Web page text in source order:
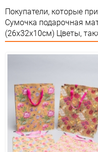
Особые условия
Количество в коробке
Единица измерения
Размер
Покупатели, которые
Сумочка подарочная
(26х32х10см) Цветы,